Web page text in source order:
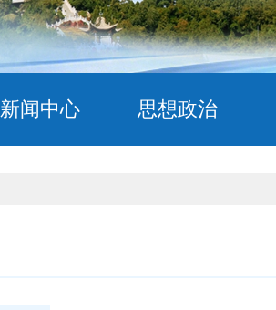
新闻中心 思想政治